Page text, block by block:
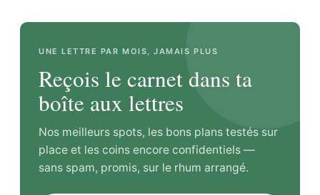
UNE LETTRE PAR MOIS, JAMAIS PLUS
Reçois le carnet dans ta
boîte aux lettres
Nos meilleurs spots, les bons plans testés sur
place et les coins encore confidentiels —
sans spam, promis, sur le rhum arrangé.